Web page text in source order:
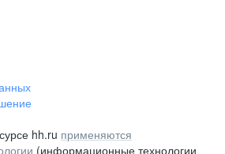
hh.ru применяются
(информационные технологии